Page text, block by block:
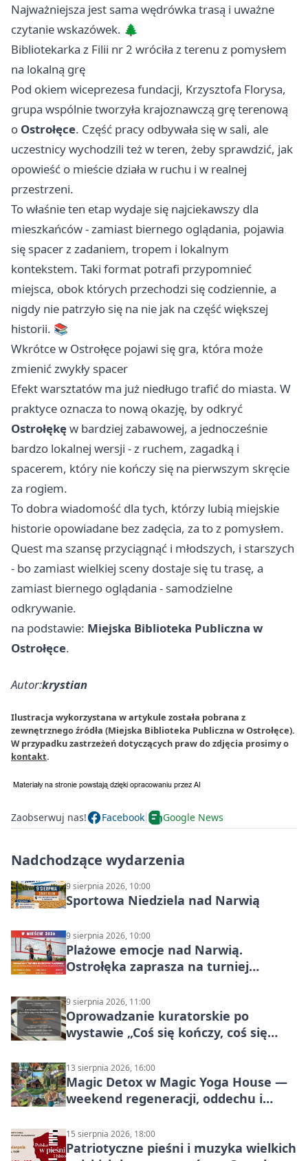
Najważniejsza jest sama wędrówka trasą i uważne
czytanie wskazówek. 🌲
Bibliotekarka z Filii nr 2 wróciła z terenu z pomysłem
na lokalną grę
Pod okiem wiceprezesa fundacji, Krzysztofa Florysa,
grupa wspólnie tworzyła krajoznawczą grę terenową
o Ostrołęce. Część pracy odbywała się w sali, ale
uczestnicy wychodzili też w teren, żeby sprawdzić, jak
opowieść o mieście działa w ruchu i w realnej
przestrzeni.
To właśnie ten etap wydaje się najciekawszy dla
mieszkańców - zamiast biernego oglądania, pojawia
się spacer z zadaniem, tropem i lokalnym
kontekstem. Taki format potrafi przypomnieć
miejsca, obok których przechodzi się codziennie, a
nigdy nie patrzyło się na nie jak na część większej
historii. 📚
Wkrótce w Ostrołęce pojawi się gra, która może
zmienić zwykły spacer
Efekt warsztatów ma już niedługo trafić do miasta. W
praktyce oznacza to nową okazję, by odkryć
Ostrołękęw bardziej zabawowej, a jednocześnie
bardzo lokalnej wersji - z ruchem, zagadką i
spacerem, który nie kończy się na pierwszym skręcie
za rogiem.
To dobra wiadomość dla tych, którzy lubią miejskie
historie opowiadane bez zadęcia, za to z pomysłem.
Quest ma szansę przyciągnąć i młodszych, i starszych
- bo zamiast wielkiej sceny dostaje się tu trasę, a
zamiast biernego oglądania - samodzielne
odkrywanie.
na podstawie: Miejska Biblioteka Publiczna w
Ostrołęce.
Autor:krystian
Ilustracja wykorzystana w artykule została pobrana z
zewnętrznego źródła (Miejska Biblioteka Publiczna w Ostrołęce).
W przypadku zastrzeżeń dotyczących praw do zdjęcia prosimy o
kontakt.
Zaobserwuj nas! Facebook Google News
Nadchodzące wydarzenia
9 sierpnia 2026, 10:00
Sportowa Niedziela nad Narwią
9 sierpnia 2026, 10:00
Plażowe emocje nad Narwią.
Ostrołęka zaprasza na turniej
9 sierpnia 2026, 11:00
Oprowadzanie kuratorskie po
wystawie „Coś się kończy, coś się
Mazowsza do Korony”
13 sierpnia 2026, 16:00
Magic Detox w Magic Yoga House —
weekend regeneracji, oddechu i
15 sierpnia 2026, 18:00
Patriotyczne pieśni i muzyka wielkich